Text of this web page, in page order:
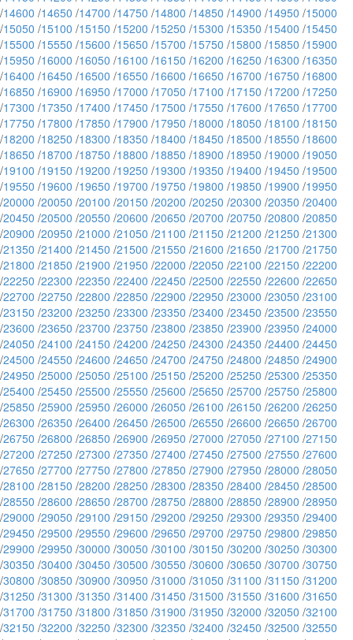
/14600 /14650 /14700 /14750 /14800 /14850 /14900 /14950 /15000
/15050 /15100 /15150 /15200 /15250 /15300 /15350 /15400 /15450
/15500 /15550 /15600 /15650 /15700 /15750 /15800 /15850 /15900
/15950 /16000 /16050 /16100 /16150 /16200 /16250 /16300 /16350
/16400 /16450 /16500 /16550 /16600 /16650 /16700 /16750 /16800
/16850 /16900 /16950 /17000 /17050 /17100 /17150 /17200 /17250
/17300 /17350 /17400 /17450 /17500 /17550 /17600 /17650 /17700
/17750 /17800 /17850 /17900 /17950 /18000 /18050 /18100 /18150
/18200 /18250 /18300 /18350 /18400 /18450 /18500 /18550 /18600
/18650 /18700 /18750 /18800 /18850 /18900 /18950 /19000 /19050
/19100 /19150 /19200 /19250 /19300 /19350 /19400 /19450 /19500
/19550 /19600 /19650 /19700 /19750 /19800 /19850 /19900 /19950
/20000 /20050 /20100 /20150 /20200 /20250 /20300 /20350 /20400
/20450 /20500 /20550 /20600 /20650 /20700 /20750 /20800 /20850
/20900 /20950 /21000 /21050 /21100 /21150 /21200 /21250 /21300
/21350 /21400 /21450 /21500 /21550 /21600 /21650 /21700 /21750
/21800 /21850 /21900 /21950 /22000 /22050 /22100 /22150 /22200
/22250 /22300 /22350 /22400 /22450 /22500 /22550 /22600 /22650
/22700 /22750 /22800 /22850 /22900 /22950 /23000 /23050 /23100
/23150 /23200 /23250 /23300 /23350 /23400 /23450 /23500 /23550
/23600 /23650 /23700 /23750 /23800 /23850 /23900 /23950 /24000
/24050 /24100 /24150 /24200 /24250 /24300 /24350 /24400 /24450
/24500 /24550 /24600 /24650 /24700 /24750 /24800 /24850 /24900
/24950 /25000 /25050 /25100 /25150 /25200 /25250 /25300 /25350
/25400 /25450 /25500 /25550 /25600 /25650 /25700 /25750 /25800
/25850 /25900 /25950 /26000 /26050 /26100 /26150 /26200 /26250
/26300 /26350 /26400 /26450 /26500 /26550 /26600 /26650 /26700
/26750 /26800 /26850 /26900 /26950 /27000 /27050 /27100 /27150
/27200 /27250 /27300 /27350 /27400 /27450 /27500 /27550 /27600
/27650 /27700 /27750 /27800 /27850 /27900 /27950 /28000 /28050
/28100 /28150 /28200 /28250 /28300 /28350 /28400 /28450 /28500
/28550 /28600 /28650 /28700 /28750 /28800 /28850 /28900 /28950
/29000 /29050 /29100 /29150 /29200 /29250 /29300 /29350 /29400
/29450 /29500 /29550 /29600 /29650 /29700 /29750 /29800 /29850
/29900 /29950 /30000 /30050 /30100 /30150 /30200 /30250 /30300
/30350 /30400 /30450 /30500 /30550 /30600 /30650 /30700 /30750
/30800 /30850 /30900 /30950 /31000 /31050 /31100 /31150 /31200
/31250 /31300 /31350 /31400 /31450 /31500 /31550 /31600 /31650
/31700 /31750 /31800 /31850 /31900 /31950 /32000 /32050 /32100
/32150 /32200 /32250 /32300 /32350 /32400 /32450 /32500 /32550